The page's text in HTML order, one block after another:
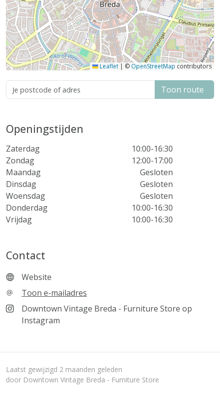
Leaflet | © OpenStreetMap contributors
Toon route
Openingstijden
Zaterdag
10:00-16:30
Zondag
12:00-17:00
Maandag
Gesloten
Dinsdag
Gesloten
Woensdag
Gesloten
Donderdag
10:00-16:30
Vrijdag
10:00-16:30
Contact
Website
Toon e-mailadres
Downtown Vintage Breda - Furniture Store op
Instagram
Laatst gewijzigd 2 maanden geleden
door Downtown Vintage Breda - Furniture Store